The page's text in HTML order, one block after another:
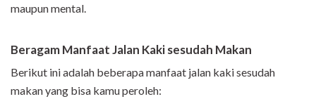
maupun mental.
Beragam Manfaat Jalan Kaki sesudah Makan
Berikut ini adalah beberapa manfaat jalan kaki sesudah
makan yang bisa kamu peroleh: